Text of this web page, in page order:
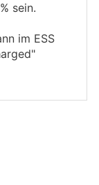
sein.
im ESS